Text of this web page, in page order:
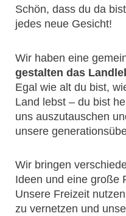
Schön, dass du da
jedes neue Gesicht!
Wir haben eine
gestalten das
Egal wie alt du bist,
Land lebst – du bist
uns auszutauschen
unsere
Wir bringen
Ideen und eine große
Unsere Freizeit
zu vernetzen und